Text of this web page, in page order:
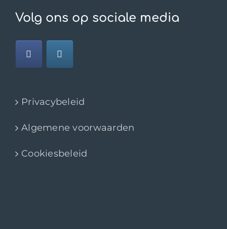
Volg ons op sociale media
Privacybeleid
Algemene voorwaarden
Cookiesbeleid